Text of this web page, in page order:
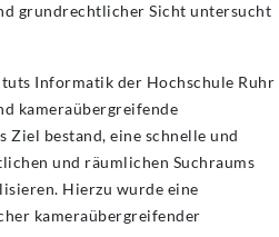
grundrechtlicher Sicht untersucht
Informatik der Hochschule Ruhr
kameraübergreifende
Ziel bestand, eine schnelle und
und räumlichen Suchraums
Hierzu wurde eine
kameraübergreifender